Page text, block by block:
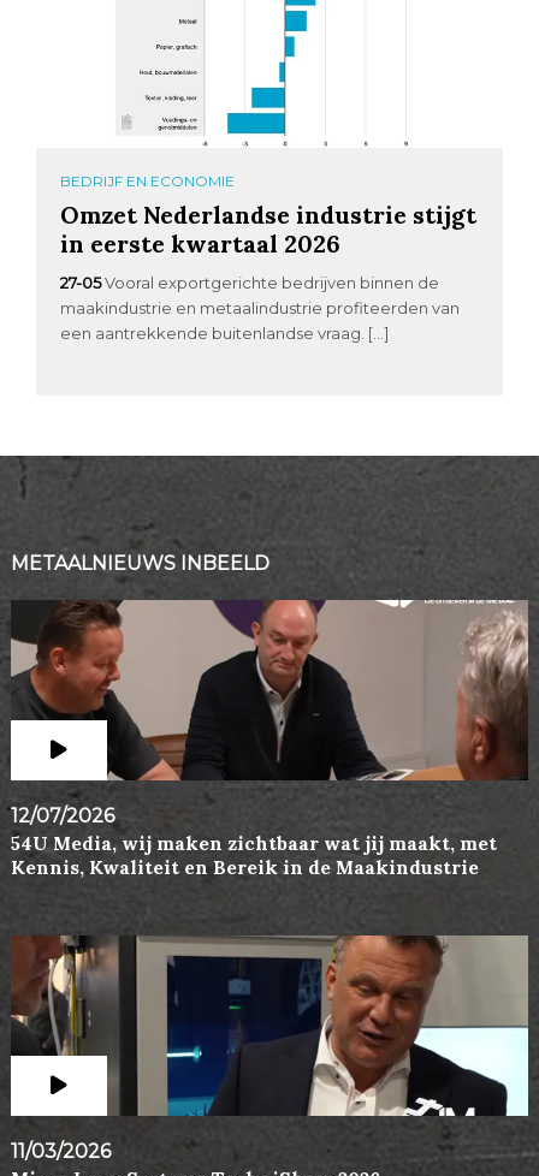
BEDRIJF EN ECONOMIE
Omzet Nederlandse industrie stijgt
in eerste kwartaal 2026
27-05Vooral exportgerichte bedrijven binnen de
maakindustrie en metaalindustrie profiteerden van
een aantrekkende buitenlandse vraag. […]
METAALNIEUWS INBEELD
12/07/2026
54U Media, wij maken zichtbaar wat jij maakt, met
Kennis, Kwaliteit en Bereik in de Maakindustrie
11/03/2026